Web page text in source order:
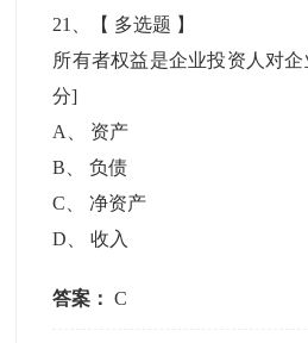
21 、【 多选题 】
所有者权益是企业投资人对
分]
A
资产
B 、负债
C 、净资产
D 、收入
答案： C